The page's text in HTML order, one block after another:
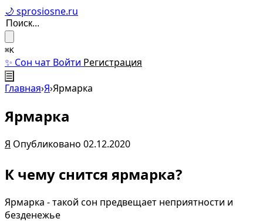
🌙 sprosiosne.ru
⌘K
✨ Сон чат Войти Регистрация
☰
Главная›Я›Ярмарка
Ярмарка
Я Опубликовано 02.12.2020
К чему снится ярмарка?
Ярмарка - такой сон предвещает неприятности и
безденежье